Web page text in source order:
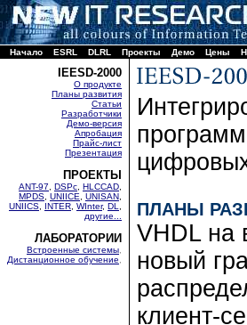
Начало ESRL DLRL Проекты Демо Цены
IEESD-2000
О продукте
Планы развития
Статьи
Разработчики
Демо-версия
Апробация
Прайс-лист
Презентация
ПРОЕКТЫ
ANT-97 DSPc HLCCAD
MPDS UNIICE UNISAN
UNIICS
INTER WInter, DL
другие...
ЛАБОРАТОРИИ
Встроенные системы
Дистанционное обучение
ПЛАНЫ
VHDL на
новый
клиент-